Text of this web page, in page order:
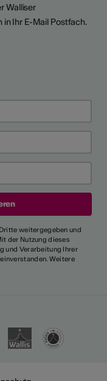
Walliser
Ihr E-Mail Postfach.
weitergegeben und
der Nutzung dieses
und Verarbeitung Ihrer
Weitere